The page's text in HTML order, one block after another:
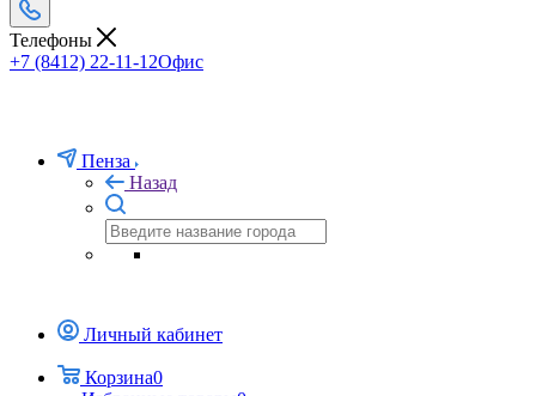
Телефоны
+7 (8412) 22-11-12Офис
Пенза
Назад
Личный кабинет
Корзина0